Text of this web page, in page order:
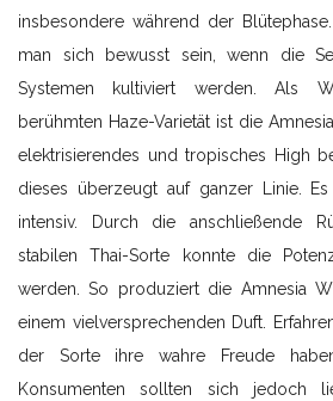
insbesondere während der
man sich bewusst sein, wenn die
Systemen kultiviert werden. Als
berühmten Haze-Varietät ist die
elektrisierendes und tropisches High
dieses überzeugt auf ganzer Linie.
intensiv. Durch die anschließende
stabilen Thai-Sorte konnte die
werden. So produziert die Amnesia
einem vielversprechenden Duft.
der Sorte ihre wahre Freude
Konsumenten sollten sich jedoch